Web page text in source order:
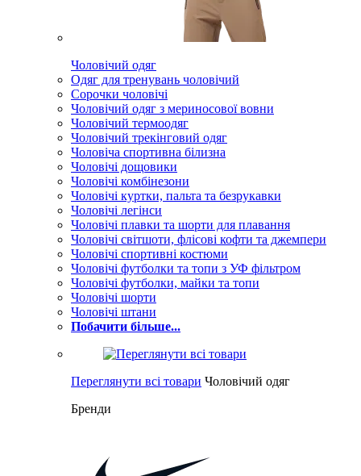
Чоловічий одяг
Одяг для тренувань чоловічий
Сорочки чоловічі
Чоловічий одяг з мериносової вовни
Чоловічий термоодяг
Чоловічий трекінговий одяг
Чоловіча спортивна білизна
Чоловічі дощовики
Чоловічі комбінезони
Чоловічі куртки, пальта та безрукавки
Чоловічі легінси
Чоловічі плавки та шорти для плавання
Чоловічі світшоти, флісові кофти та джемпери
Чоловічі спортивні костюми
Чоловічі футболки та топи з УФ фільтром
Чоловічі футболки, майки та топи
Чоловічі шорти
Чоловічі штани
Побачити більше...
Переглянути всі товари Чоловічий одяг
Бренди